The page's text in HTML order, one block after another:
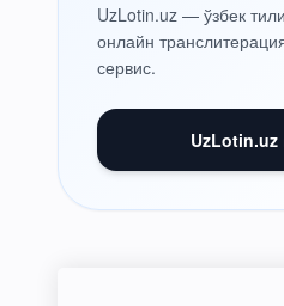
UzLotin.uz — ўзбек
онлайн
сервис.
UzLotin.uz